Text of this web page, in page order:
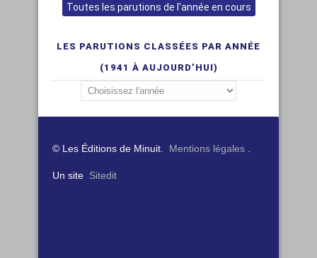
Toutes les parutions de l'année en cours
LES PARUTIONS CLASSÉES PAR ANNÉE
(1941 À AUJOURD’HUI)
© Les Éditions de Minuit. Mentions légales
Un site Sitedit